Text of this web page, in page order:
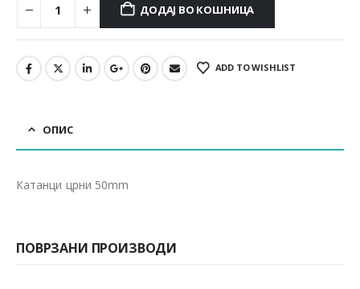
ДОДАЈ ВО КОШНИЦА
ADD TO WISHLIST
ОПИС
Катанци црни 50mm
ПОВРЗАНИ ПРОИЗВОДИ